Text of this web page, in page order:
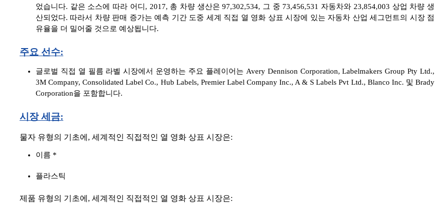
었습니다. 같은 소스에 따라 어디, 2017, 총 차량 생산은 97,302,534, 그 중 73,456,531 자동차와 23,854,003 상업 차량 생
산되었다. 따라서 차량 판매 증가는 예측 기간 도중 세계 직접 열 영화 상표 시장에 있는 자동차 산업 세그먼트의 시장 점
유율을 더 밀어줄 것으로 예상됩니다.
주요 선수:
글로벌 직접 열 필름 라벨 시장에서 운영하는 주요 플레이어는 Avery Dennison Corporation, Labelmakers Group Pty Ltd.,
3M Company, Consolidated Label Co., Hub Labels, Premier Label Company Inc., A & S Labels Pvt Ltd., Blanco Inc. 및 Brady
Corporation을 포함합니다.
시장 세금:
물자 유형의 기초에, 세계적인 직접적인 열 영화 상표 시장은:
이름 *
플라스틱
제품 유형의 기초에, 세계적인 직접적인 열 영화 상표 시장은: